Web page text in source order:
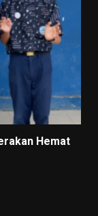
Hemat